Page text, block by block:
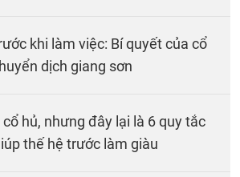
khi làm việc: Bí quyết của cổ
dịch giang sơn
cổ hủ, nhưng đây lại là 6 quy tắc
thế hệ trước làm giàu